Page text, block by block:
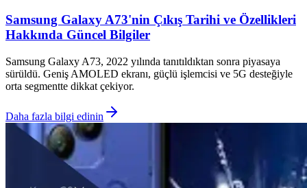
Samsung Galaxy A73'nin Çıkış Tarihi ve Özellikleri
Hakkında Güncel Bilgiler
Samsung Galaxy A73, 2022 yılında tanıtıldıktan sonra piyasaya
sürüldü. Geniş AMOLED ekranı, güçlü işlemcisi ve 5G desteğiyle
orta segmentte dikkat çekiyor.
Daha fazla bilgi edinin